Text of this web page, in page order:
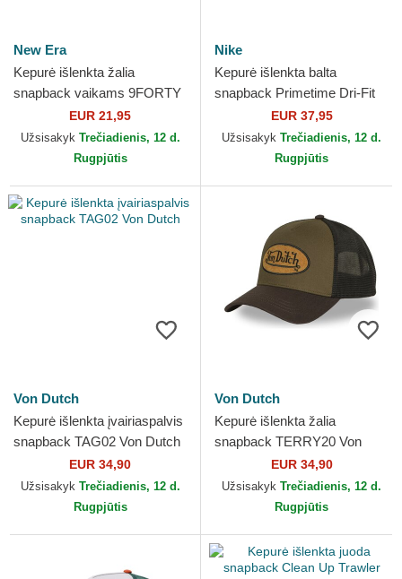
New Era
Kepurė išlenkta žalia
snapback vaikams 9FORTY
Dino Face New Era
EUR 21,95
Užsisakyk Trečiadienis, 12 d.
Rugpjūtis
Nike
Kepurė išlenkta balta
snapback Primetime Dri-Fit
Rise Structured Chicago
White Sox MLB Nike
EUR 37,95
Užsisakyk Trečiadienis, 12 d.
Rugpjūtis
Von Dutch
Kepurė išlenkta įvairiaspalvis
snapback TAG02 Von Dutch
EUR 34,90
Užsisakyk Trečiadienis, 12 d.
Rugpjūtis
Von Dutch
Kepurė išlenkta žalia
snapback TERRY20 Von
EUR 34,90
Užsisakyk Trečiadienis, 12 d.
Rugpjūtis